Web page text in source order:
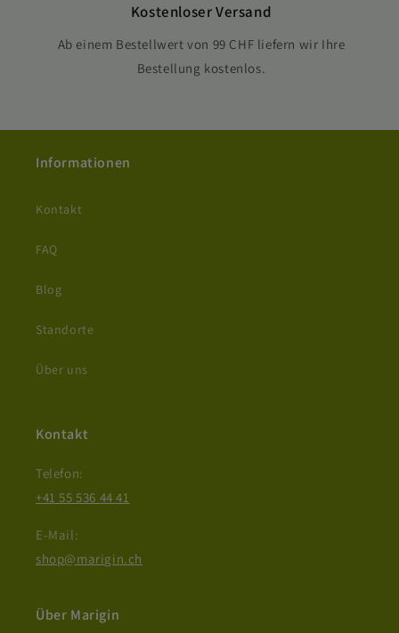
Kostenloser Versand
Ab einem Bestellwert von 99 CHF liefern wir Ihre
Bestellung kostenlos.
Informationen
Kontakt
FAQ
Blog
Standorte
Über uns
Kontakt
Telefon:
+41 55 536 44 41
E-Mail:
shop@marigin.ch
Über Marigin